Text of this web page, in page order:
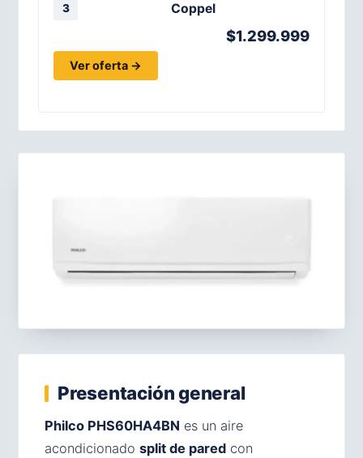
3 Coppel
$1.299.999
Ver oferta →
Presentación general
Philco PHS60HA4BN es un aire
acondicionado split de pared con